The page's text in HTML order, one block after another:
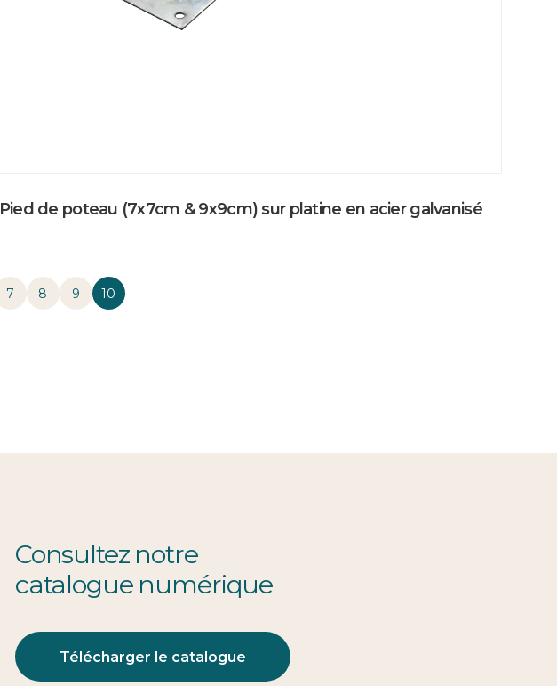
Pied de poteau (7x7cm & 9x9cm) sur platine en acier galvanisé
7 8 9 10
Consultez notre
catalogue numérique
Télécharger le catalogue